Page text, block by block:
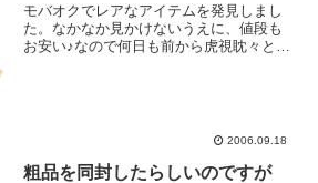
モバオクでレアなアイテムを発見しまし
た。なかなか見かけないうえに、値段も
お安い♪なので何日も前から虎視眈々と狙
2006.09.18
粗品を同封したらしいのですが